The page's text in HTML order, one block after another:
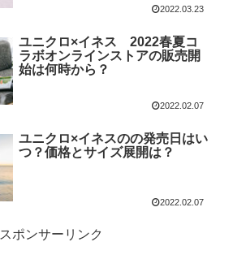
2022.03.23
ユニクロ×イネス 2022春夏コ
ラボオンラインストアの販売開
始は何時から？
2022.02.07
ユニクロ×イネスのの発売日はい
つ？価格とサイズ展開は？
2022.02.07
スポンサーリンク